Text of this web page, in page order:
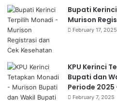
Bupati
Murison
February 17, 2025
KPU Kerinci
Bupati dan
Periode 2025
February 7, 2025